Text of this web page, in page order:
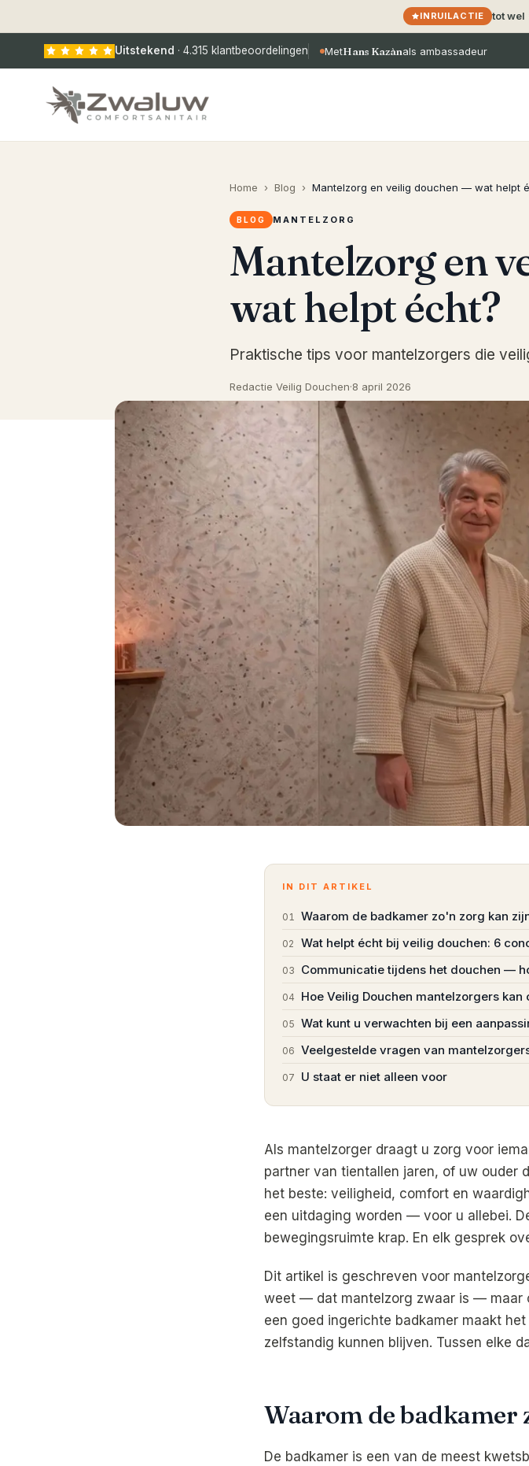
INRUILACTIE tot wel
Uitstekend · 4.315 klantbeoordelingen MetHans Kazànals ambassadeur
Home › Blog › Mantelzorg en veilig douchen — wat helpt
BLOG MANTELZORG
Mantelzorg en
wat helpt écht?
Praktische tips voor mantelzorgers die
Redactie Veilig Douchen·8 april 2026
IN DIT ARTIKEL
01 Waarom de badkamer zo'n zorg kan
02 Wat helpt écht bij veilig douchen: 6
03 Communicatie tijdens het douchen —
04 Hoe Veilig Douchen mantelzorgers kan
05 Wat kunt u verwachten bij een
06 Veelgestelde vragen van
07 U staat er niet alleen voor
Als mantelzorger draagt u zorg voor
partner van tientallen jaren, of uw ouder
het beste: veiligheid, comfort en
een uitdaging worden — voor u allebei.
bewegingsruimte krap. En elk gesprek
Dit artikel is geschreven voor
weet — dat mantelzorg zwaar is — maar
een goed ingerichte badkamer maakt
zelfstandig kunnen blijven. Tussen elke
Waarom de badkamer
De badkamer is een van de meest